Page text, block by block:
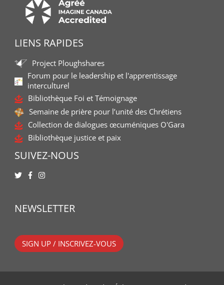
LIENS RAPIDES
Project Ploughshares
Forum pour le leadership et l'apprentissage
interculturel
Bibliothèque Foi et Témoignage
Semaine de prière pour l’unité des Chrétiens
Collection de dialogues œcuméniques O'Gara
Bibliothèque justice et paix
SUIVEZ-NOUS
NEWSLETTER
SIGN UP / INSCRIVEZ-VOUS